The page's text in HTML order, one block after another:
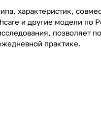
характеристик,
и другие модели
позволяет
практике.